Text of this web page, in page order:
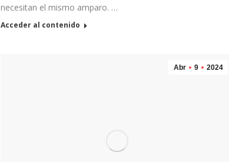
necesitan el mismo amparo. …
Acceder al contenido
Abr 9 2024